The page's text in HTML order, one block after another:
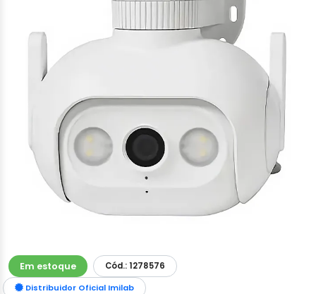
Em estoque
Cód.: 1278576
Distribuidor Oficial Imilab